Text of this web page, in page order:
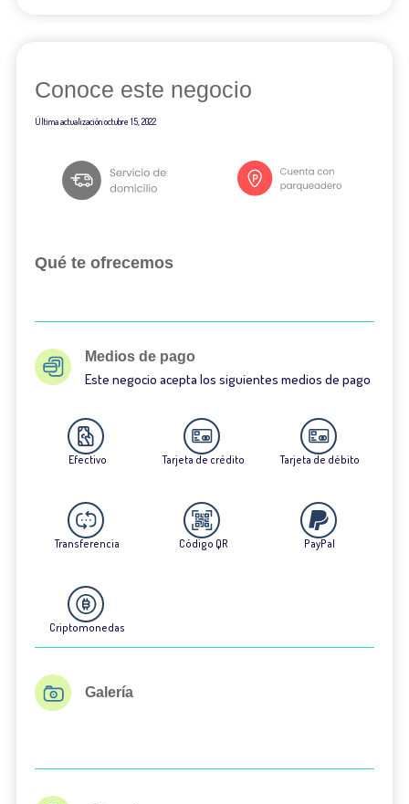
Conoce este negocio
Última actualizaciónoctubre 15, 2022
Qué te ofrecemos
Medios de pago
Este negocio acepta los siguientes medios de pago
Efectivo Tarjeta de crédito Tarjeta de débito
Transferencia Código QR PayPal
Criptomonedas
Galería